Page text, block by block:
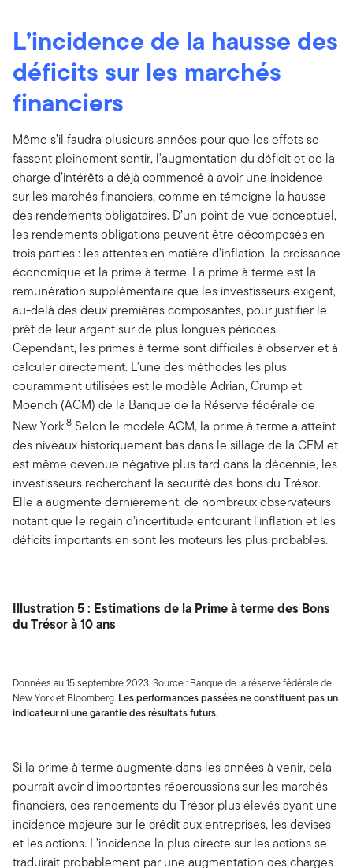
L’incidence de la hausse des
déficits sur les marchés
financiers
Même s’il faudra plusieurs années pour que les effets se
fassent pleinement sentir, l'augmentation du déficit et de la
charge d’intérêts a déjà commencé à avoir une incidence
sur les marchés financiers, comme en témoigne la hausse
des rendements obligataires. D’un point de vue conceptuel,
les rendements obligations peuvent être décomposés en
trois parties : les attentes en matière d'inflation, la croissance
économique et la prime à terme. La prime à terme est la
rémunération supplémentaire que les investisseurs exigent,
au-delà des deux premières composantes, pour justifier le
prêt de leur argent sur de plus longues périodes.
Cependant, les primes à terme sont difficiles à observer et à
calculer directement. L'une des méthodes les plus
couramment utilisées est le modèle Adrian, Crump et
Moench (ACM) de la Banque de la Réserve fédérale de
New York.8 Selon le modèle ACM, la prime à terme a atteint
des niveaux historiquement bas dans le sillage de la CFM et
est même devenue négative plus tard dans la décennie, les
investisseurs recherchant la sécurité des bons du Trésor.
Elle a augmenté dernièrement, de nombreux observateurs
notant que le regain d’incertitude entourant l'inflation et les
déficits importants en sont les moteurs les plus probables.
Illustration 5 : Estimations de la Prime à terme des Bons
du Trésor à 10 ans
Données au 15 septembre 2023. Source : Banque de la réserve fédérale de
New York et Bloomberg. Les performances passées ne constituent pas un
indicateur ni une garantie des résultats futurs.
Si la prime à terme augmente dans les années à venir, cela
pourrait avoir d'importantes répercussions sur les marchés
financiers, des rendements du Trésor plus élevés ayant une
incidence majeure sur le crédit aux entreprises, les devises
et les actions. L’incidence la plus directe sur les actions se
traduirait probablement par une augmentation des charges